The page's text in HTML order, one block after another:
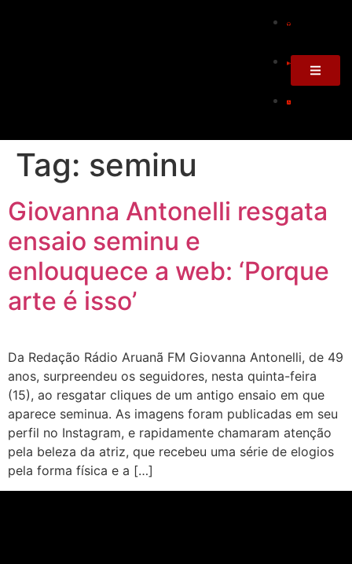
Tag: seminu
Giovanna Antonelli resgata
ensaio seminu e
enlouquece a web: ‘Porque
arte é isso’
Da Redação Rádio Aruanã FM Giovanna Antonelli, de 49
anos, surpreendeu os seguidores, nesta quinta-feira
(15), ao resgatar cliques de um antigo ensaio em que
aparece seminua. As imagens foram publicadas em seu
perfil no Instagram, e rapidamente chamaram atenção
pela beleza da atriz, que recebeu uma série de elogios
pela forma física e a […]